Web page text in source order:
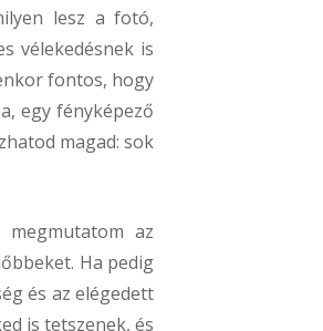
lesz a fotó,
vélekedésnek is
fontos, hogy
egy fényképező
magad: sok
az
Ha pedig
és az elégedett
is tetszenek, és